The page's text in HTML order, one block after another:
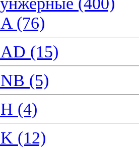
(76)
(15)
(5)
(4)
(12)